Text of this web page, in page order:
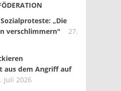
„Die
verschlimmern"
27.
aus dem Angriff auf
Juli 2026